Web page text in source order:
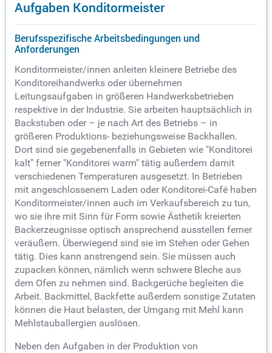
Aufgaben Konditormeister
Berufsspezifische Arbeitsbedingungen und
Anforderungen
Konditormeister/innen anleiten kleinere Betriebe des
Konditoreihandwerks oder übernehmen
Leitungsaufgaben in größeren Handwerksbetrieben
respektive in der Industrie. Sie arbeiten hauptsächlich in
Backstuben oder – je nach Art des Betriebs – in
größeren Produktions- beziehungsweise Backhallen.
Dort sind sie gegebenenfalls in Gebieten wie "Konditorei
kalt" ferner "Konditorei warm" tätig außerdem damit
verschiedenen Temperaturen ausgesetzt. In Betrieben
mit angeschlossenem Laden oder Konditorei-Café haben
Konditormeister/innen auch im Verkaufsbereich zu tun,
wo sie ihre mit Sinn für Form sowie Ästhetik kreierten
Backerzeugnisse optisch ansprechend ausstellen ferner
veräußern. Überwiegend sind sie im Stehen oder Gehen
tätig. Dies kann anstrengend sein. Sie müssen auch
zupacken können, nämlich wenn schwere Bleche aus
dem Ofen zu nehmen sind. Backgerüche begleiten die
Arbeit. Backmittel, Backfette außerdem sonstige Zutaten
können die Haut belasten, der Umgang mit Mehl kann
Mehlstauballergien auslösen.
Neben den Aufgaben in der Produktion von